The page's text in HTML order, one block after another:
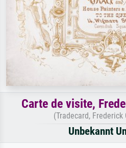
Carte de visite,
(Tradecard, Frederick
Unbekannt